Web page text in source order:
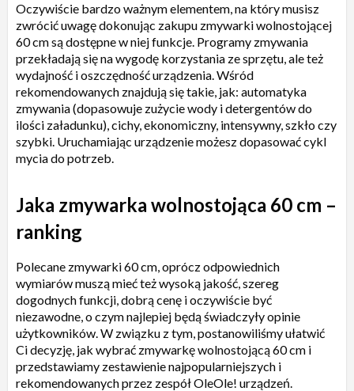
Oczywiście bardzo ważnym elementem, na który musisz
zwrócić uwagę dokonując zakupu zmywarki wolnostojącej
60 cm są dostępne w niej funkcje. Programy zmywania
przekładają się na wygodę korzystania ze sprzętu, ale też
wydajność i oszczędność urządzenia. Wśród
rekomendowanych znajdują się takie, jak: automatyka
zmywania (dopasowuje zużycie wody i detergentów do
ilości załadunku), cichy, ekonomiczny, intensywny, szkło czy
szybki. Uruchamiając urządzenie możesz dopasować cykl
mycia do potrzeb.
Jaka zmywarka wolnostojąca 60 cm –
ranking
Polecane zmywarki 60 cm, oprócz odpowiednich
wymiarów muszą mieć też wysoką jakość, szereg
dogodnych funkcji, dobrą cenę i oczywiście być
niezawodne, o czym najlepiej będą świadczyły opinie
użytkowników. W związku z tym, postanowiliśmy ułatwić
Ci decyzję, jak wybrać zmywarkę wolnostojącą 60 cm i
przedstawiamy zestawienie najpopularniejszych i
rekomendowanych przez zespół OleOle! urządzeń.